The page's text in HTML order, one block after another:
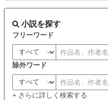
小説を探す
フリーワード
除外ワード
+ さらに詳しく検索する